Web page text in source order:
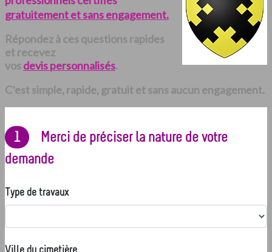
gratuitement et sans engagement.
Répondez à ces questions rapides
et recevez
vos devis personnalisés.
C’est simple, rapide, gratuit et sans aucun engagement.